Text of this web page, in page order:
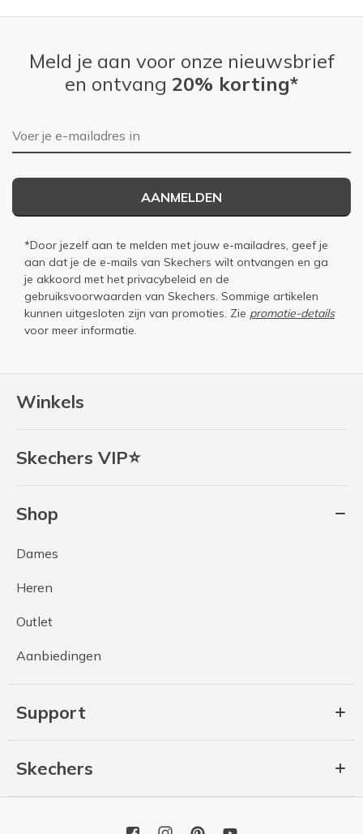
Winkels
Skechers VIP⭐
Shop
Dames
Heren
Outlet
Aanbiedingen
Support
Skechers
Meld je aan voor onze nieuwsbrief
en ontvang 20% korting*
E-mailadres
AANMELDEN
*Door jezelf aan te melden met jouw e-mailadres, geef je
aan dat je de e-mails van Skechers wilt ontvangen en ga
je akkoord met het privacybeleid en de
gebruiksvoorwaarden van Skechers. Sommige artikelen
kunnen uitgesloten zijn van promoties. Zie promotie-details
voor meer informatie.